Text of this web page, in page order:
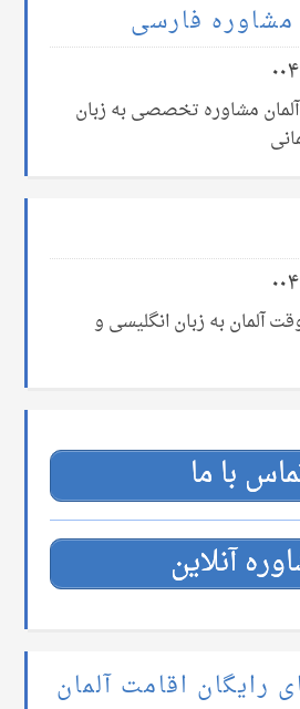
فارسی
به وقت آلمان مشاوره تخصصی به زبان
تا ۱۸:۰۰ به وقت آلمان به زبان انگلیسی و
با ما
آنلاین
رایگان اقامت آلمان